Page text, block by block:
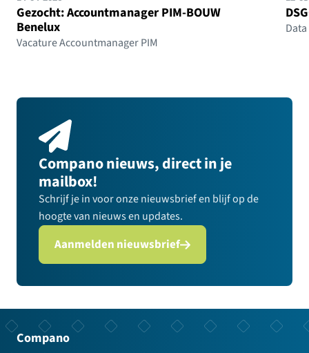
Gezocht: Accountmanager PIM-BOUW
Benelux
Vacature Accountmanager PIM
Compano nieuws, direct in je
mailbox!
Schrijf je in voor onze nieuwsbrief en blijf op de
hoogte van nieuws en updates.
Aanmelden nieuwsbrief
Compano